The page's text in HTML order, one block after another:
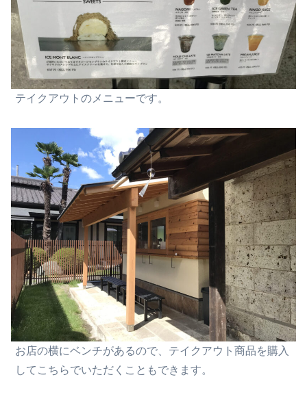
テイクアウトのメニューです。
お店の横にベンチがあるので、 テイクアウト 商品を購入
して こちらでいただくこともできます。